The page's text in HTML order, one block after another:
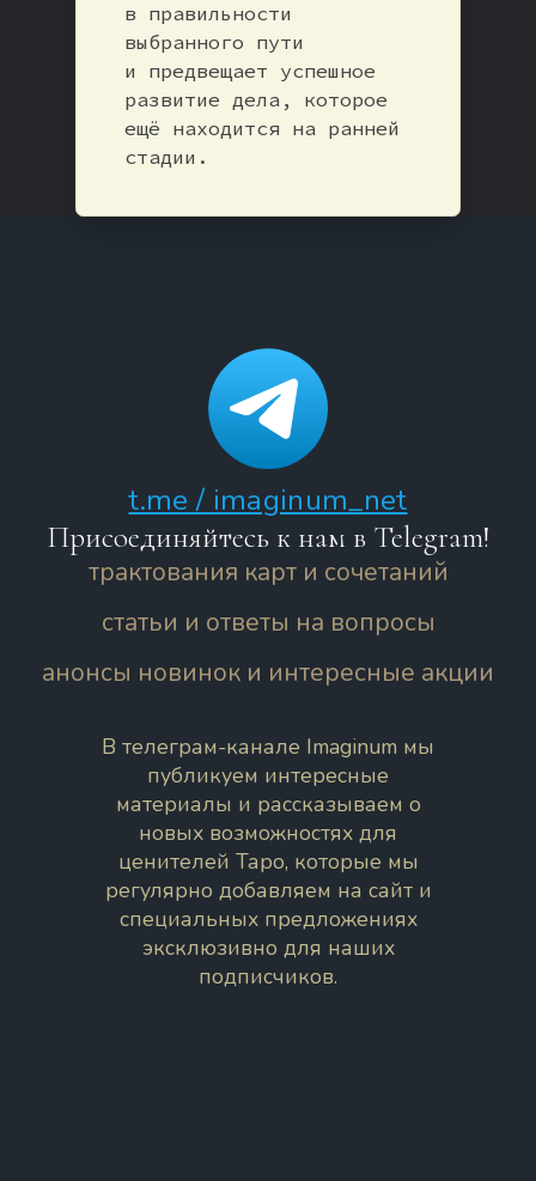
в правильности
выбранного пути
и предвещает успешное
развитие дела, которое
ещё находится на ранней
стадии.
t.me / imaginum_net
Присоединяйтесь к нам в Telegram!
трактования карт и сочетаний
статьи и ответы на вопросы
анонсы новинок и интересные акции
В телеграм-канале Imaginum мы
публикуем интересные
материалы и рассказываем о
новых возможностях для
ценителей Таро, которые мы
регулярно добавляем на сайт и
специальных предложениях
эксклюзивно для наших
подписчиков.